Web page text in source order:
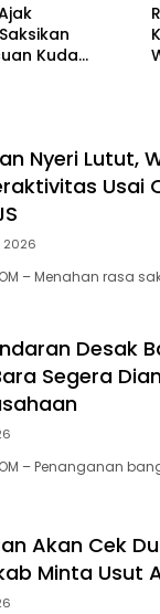
Kuda
Nyeri Lutut,
Usai
2026
– Menahan rasa
Desak
Segera
– Penanganan
Akan Cek
Minta Usut